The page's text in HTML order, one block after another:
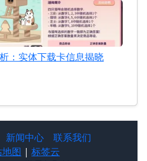
：实体下载卡信息揭晓
新闻中心
联系我们
图 | 标签云